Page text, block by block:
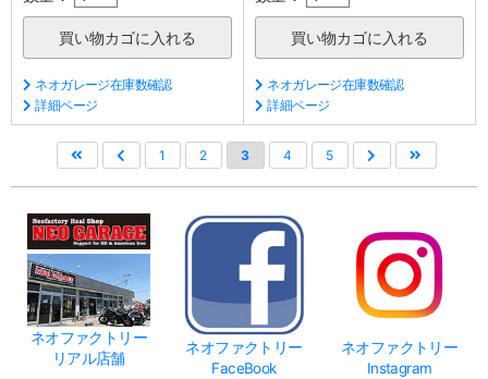
ネオガレージ在庫数確認
詳細ページ
ネオガレージ在庫数確認
詳細ページ
1 2 3 4 5
ネオファクトリー
リアル店舗
ネオファクトリー
FaceBook
ネオファクトリー
Instagram